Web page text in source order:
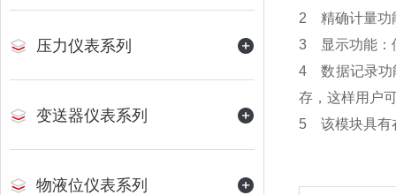
压力仪表系列
变送器仪表系列
物液位仪表系列
2 精确计量功
3 显示功能：
4 数据记录功
存，这样用户
5 该模块具有